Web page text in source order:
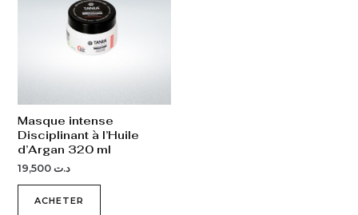
Masque intense
Disciplinant à l’Huile
d’Argan 320 ml
د.ت 19,500
ACHETER